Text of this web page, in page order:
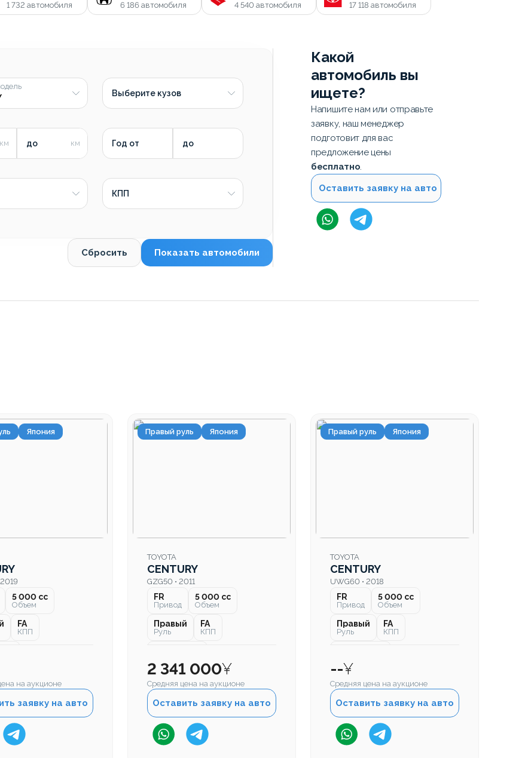
1 732 автомобиля 6 186 автомобиля 4 540 автомобиля 17 118 автомобиля
Выберите кузов
до Год от до
КПП
Сбросить Показать автомобили
Какой
автомобиль вы
ищете?
Напишите нам или отправьте
заявку, наш менеджер
подготовит для вас
предложение цены
бесплатно.
Оставить заявку на авто
Япония
5 000 cc
Объем
FA
КПП
на аукционе
заявку на авто
Правый руль Япония
TOYOTA
CENTURY
GZG50 • 2011
FR
Привод
5 000 cc
Объем
Правый
Руль
FA
КПП
2 341 000¥
Средняя цена на аукционе
Оставить заявку на авто
Правый руль Япония
TOYOTA
CENTURY
UWG60 • 2018
FR
Привод
5 000 cc
Объем
Правый
Руль
FA
КПП
--¥
Средняя цена на аукционе
Оставить заявку на авто